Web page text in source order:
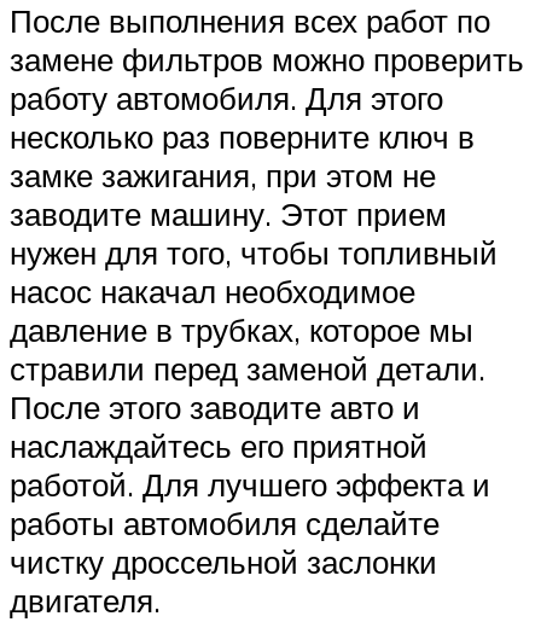
После выполнения всех работ по
замене фильтров можно проверить
работу автомобиля. Для этого
несколько раз поверните ключ в
замке зажигания, при этом не
заводите машину. Этот прием
нужен для того, чтобы топливный
насос накачал необходимое
давление в трубках, которое мы
стравили перед заменой детали.
После этого заводите авто и
наслаждайтесь его приятной
работой. Для лучшего эффекта и
работы автомобиля сделайте
чистку дроссельной заслонки
двигателя.